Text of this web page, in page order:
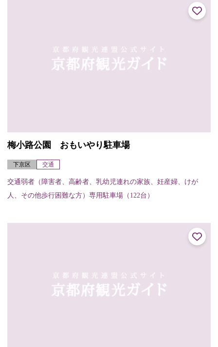
梅小路公園 おもいやり駐車場
下京区 交通
交通弱者（障害者、高齢者、乳幼児連れの家族、妊産婦、けが
人、その他歩行困難な方）専用駐車場（122台）